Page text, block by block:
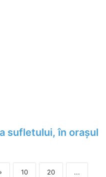
sufletului, în orașul
10 20 ...